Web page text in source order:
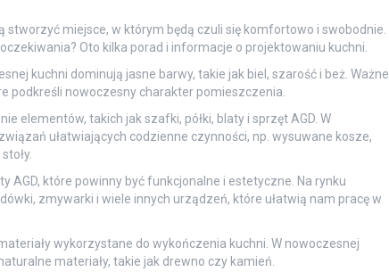
miejsce, w którym będą czuli się komfortowo i swobodnie.
Oto kilka porad i informacje o projektowaniu kuchni.
kuchni dominują jasne barwy, takie jak biel, szarość i beż. Ważne
podkreśli nowoczesny charakter pomieszczenia.
elementów, takich jak szafki, półki, blaty i sprzęt AGD. W
ułatwiających codzienne czynności, np. wysuwane kosze,
które powinny być funkcjonalne i estetyczne. Na rynku
zmywarki i wiele innych urządzeń, które ułatwią nam pracę w
wykorzystane do wykończenia kuchni. W nowoczesnej
materiały, takie jak drewno czy kamień.